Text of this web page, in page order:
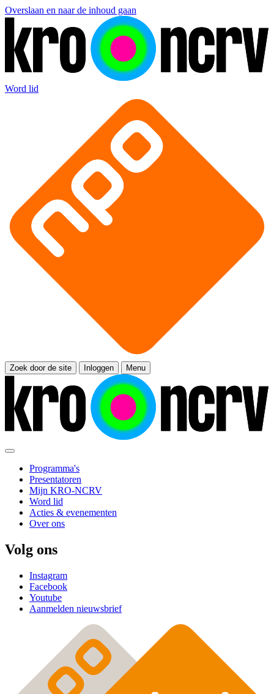
Overslaan en naar de inhoud gaan
Word lid
Zoek door de site Inloggen Menu
Programma's
Presentatoren
Mijn KRO-NCRV
Word lid
Acties & evenementen
Over ons
Volg ons
Instagram
Facebook
Youtube
Aanmelden nieuwsbrief